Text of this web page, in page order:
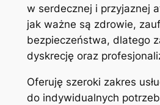
w serdecznej i przyjaznej
jak ważne są zdrowie,
bezpieczeństwa, dlatego
dyskrecję oraz
Oferuję szeroki zakres
do indywidualnych